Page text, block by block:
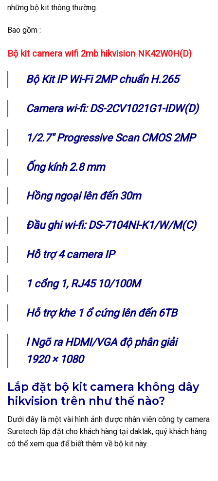
những bộ kit thông thường.
Bao gồm :
Bộ kit camera wifi 2mb hikvision NK42W0H(D)
Bộ Kit IP Wi-Fi 2MP chuẩn H.265
Camera wi-fi: DS-2CV1021G1-IDW(D)
1/2.7″ Progressive Scan CMOS 2MP
Ống kính 2.8 mm
Hồng ngoại lên đến 30m
Đầu ghi wi-fi: DS-7104NI-K1/W/M(C)
Hỗ trợ 4 camera IP
1 cổng 1, RJ45 10/100M
Hỗ trợ khe 1 ổ cứng lên đến 6TB
l Ngõ ra HDMI/VGA độ phân giải
1920 × 1080
Lắp đặt bộ kit camera không dây
hikvision trên như thế nào?
Dưới đây là một vài hình ảnh được nhân viên công ty camera
Suretech lắp đặt cho khách hàng tại daklak, quý khách hàng
có thể xem qua để biết thêm về bộ kit này.